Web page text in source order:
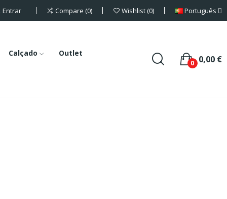
Entrar Compare 0 Wishlist 0 Português
Calçado Outlet
0,00 €
0